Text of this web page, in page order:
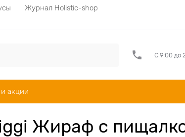
Журнал Holistic-shop
С 9:00 до
акции
Жираф с